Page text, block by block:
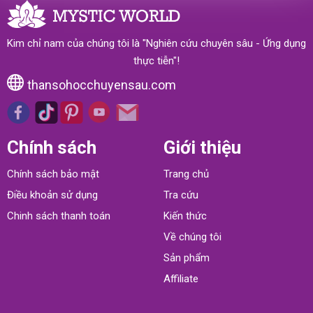
Kim chỉ nam của chúng tôi là "Nghiên cứu chuyên sâu - Ứng dụng
thực tiễn"!
thansohocchuyensau.com
Chính sách
Chính sách bảo mật
Điều khoản sử dụng
Chinh sách thanh toán
Giới thiệu
Trang chủ
Tra cứu
Kiến thức
Về chúng tôi
Sản phẩm
Affiliate